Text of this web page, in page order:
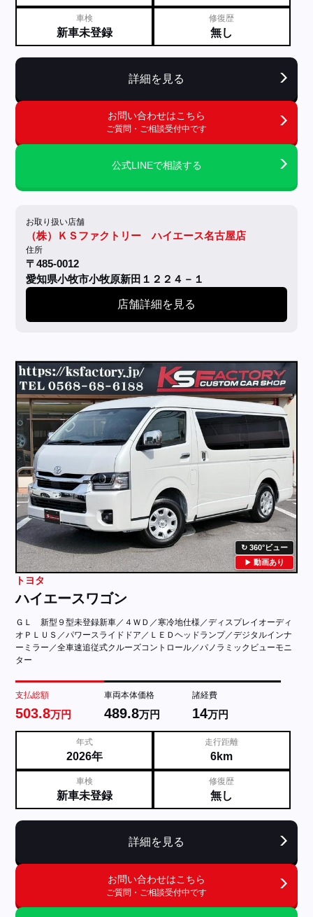
車検
新車未登録
修復歴
無し
詳細を見る
お問い合わせはこちら
ご質問・ご相談受付中です
公式LINEで相談する
お取り扱い店舗
（株）ＫＳファクトリー ハイエース名古屋店
住所
〒485-0012
愛知県小牧市小牧原新田１２２４－１
店舗詳細を見る
360°ビュー
動画あり
トヨタ
ハイエースワゴン
ＧＬ 新型９型未登録新車／４ＷＤ／寒冷地仕様／ディスプレイオーディ
オＰＬＵＳ／パワースライドドア／ＬＥＤヘッドランプ／デジタルインナ
ーミラー／全車速追従式クルーズコントロール／パノラミックビューモニ
ター
支払総額
503.8万円
車両本体価格
489.8万円
諸経費
14万円
年式
2026年
走行距離
6km
車検
新車未登録
修復歴
無し
詳細を見る
お問い合わせはこちら
ご質問・ご相談受付中です